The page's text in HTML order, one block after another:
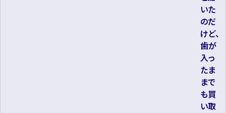
いた
のだ
けど、
歯が
入っ
たま
まで
も買
い取